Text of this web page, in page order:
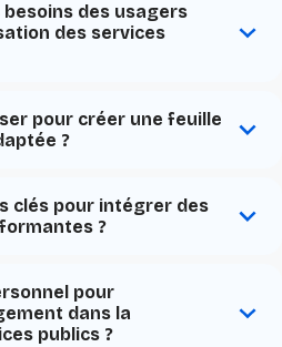
des usagers
des services
pour créer une feuille
?
clés pour intégrer des
?
pour
dans la
publics ?